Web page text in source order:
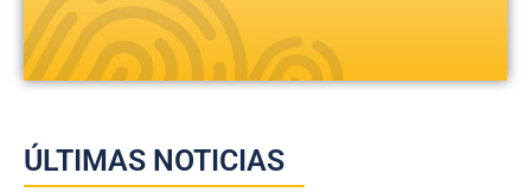
ÚLTIMAS NOTICIAS